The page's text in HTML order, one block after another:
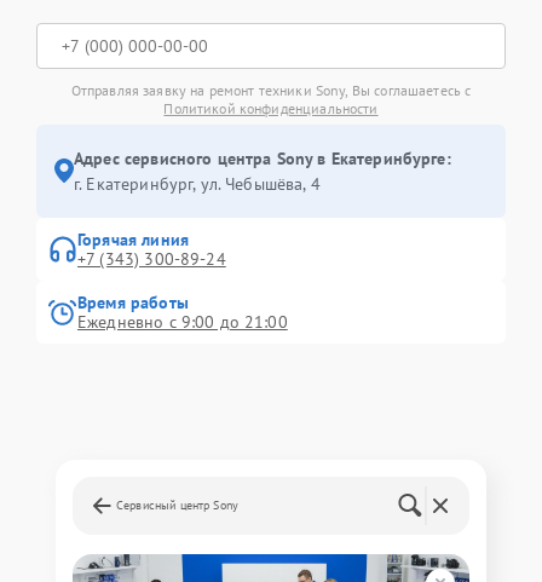
Отправляя заявку на ремонт техники Sony, Вы соглашаетесь с
Политикой конфиденциальности
Адрес сервисного центра Sony в Екатеринбурге:
г. Екатеринбург, ул. Чебышёва, 4
Горячая линия
+7 (343) 300-89-24
Время работы
Ежедневно с 9:00 до 21:00
Сервисный центр Sony